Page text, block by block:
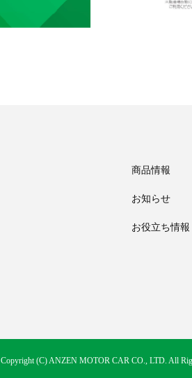
商品情報
お知らせ
お役立ち情報
Copyright (C) ANZEN MOTOR CAR CO., LTD. All